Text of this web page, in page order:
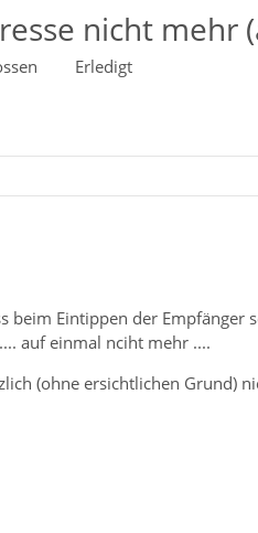
nicht
Erledigt
beim Eintippen der
auf einmal nciht mehr ....
(ohne ersichtlichen Grund)